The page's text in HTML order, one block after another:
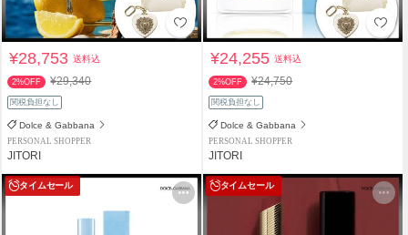
¥28,753送料込
2%OFF ¥29,340
関税負担なし
Dolce & Gabbana
PERSONAL SHOPPER
JITORI
¥24,255送料込
2%OFF ¥24,750
関税負担なし
Dolce & Gabbana
PERSONAL SHOPPER
JITORI
タイムセール タイムセール